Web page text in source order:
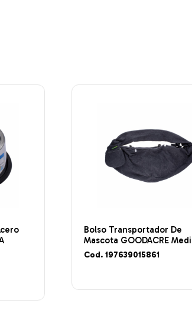
Bolso Transportador De
Mascota GOODACRE
Cod. 197639015861